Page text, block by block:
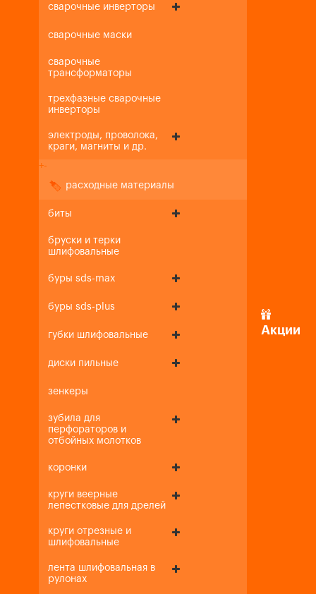
сварочные инверторы
сварочные маски
сварочные
трансформаторы
трехфазные сварочные
инверторы
электроды, проволока,
краги, магниты и др.
+-
расходные материалы
биты
бруски и терки
шлифовальные
буры sds-max
буры sds-plus
губки шлифовальные
диски пильные
зенкеры
зубила для
перфораторов и
отбойных молотков
коронки
круги веерные
лепестковые для дрелей
круги отрезные и
шлифовальные
лента шлифовальная в
рулонах
Акции